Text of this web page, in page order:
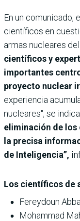
En un comunicado,
científicos en
armas nucleares del
científicos y
importantes
proyecto nuclear
experiencia
nucleares", se
eliminación de los
la precisa
de Inteligencia”, i
Los científicos de
Fereydoun
Mohammad